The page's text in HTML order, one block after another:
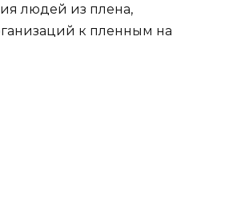
людей из плена,
к пленным на